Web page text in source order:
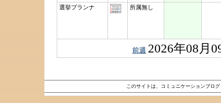
選挙プランナ 所属無し
前週 2026年08月
このサイトは、コミュニケーションブログ